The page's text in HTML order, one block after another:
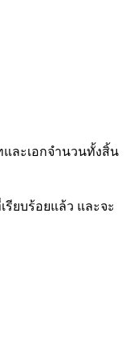
ละเอกจำนวนทั้งสิ้น
บร้อยแล้ว และจะ